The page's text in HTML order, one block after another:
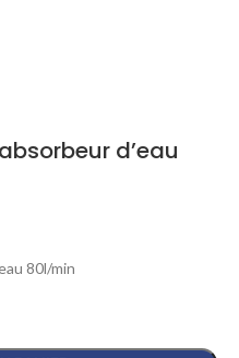
d’eau
80l/min